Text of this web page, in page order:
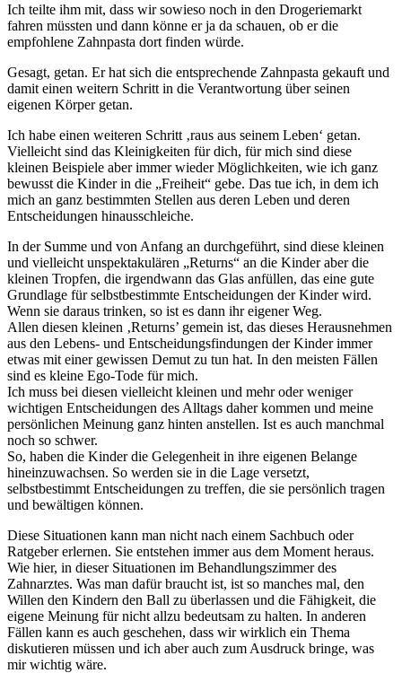
Ich teilte ihm mit, dass wir sowieso noch in den Drogeriemarkt
fahren müssten und dann könne er ja da schauen, ob er die
empfohlene Zahnpasta dort finden würde.
Gesagt, getan. Er hat sich die entsprechende Zahnpasta gekauft und
damit einen weitern Schritt in die Verantwortung über seinen
eigenen Körper getan.
Ich habe einen weiteren Schritt ‚raus aus seinem Leben‘ getan.
Vielleicht sind das Kleinigkeiten für dich, für mich sind diese
kleinen Beispiele aber immer wieder Möglichkeiten, wie ich ganz
bewusst die Kinder in die „Freiheit“ gebe. Das tue ich, in dem ich
mich an ganz bestimmten Stellen aus deren Leben und deren
Entscheidungen hinausschleiche.
In der Summe und von Anfang an durchgeführt, sind diese kleinen
und vielleicht unspektakulären „Returns“ an die Kinder aber die
kleinen Tropfen, die irgendwann das Glas anfüllen, das eine gute
Grundlage für selbstbestimmte Entscheidungen der Kinder wird.
Wenn sie daraus trinken, so ist es dann ihr eigener Weg.
Allen diesen kleinen ‚Returns’ gemein ist, das dieses Herausnehmen
aus den Lebens- und Entscheidungsfindungen der Kinder immer
etwas mit einer gewissen Demut zu tun hat. In den meisten Fällen
sind es kleine Ego-Tode für mich.
Ich muss bei diesen vielleicht kleinen und mehr oder weniger
wichtigen Entscheidungen des Alltags daher kommen und meine
persönlichen Meinung ganz hinten anstellen. Ist es auch manchmal
noch so schwer.
So, haben die Kinder die Gelegenheit in ihre eigenen Belange
hineinzuwachsen. So werden sie in die Lage versetzt,
selbstbestimmt Entscheidungen zu treffen, die sie persönlich tragen
und bewältigen können.
Diese Situationen kann man nicht nach einem Sachbuch oder
Ratgeber erlernen. Sie entstehen immer aus dem Moment heraus.
Wie hier, in dieser Situationen im Behandlungszimmer des
Zahnarztes. Was man dafür braucht ist, ist so manches mal, den
Willen den Kindern den Ball zu überlassen und die Fähigkeit, die
eigene Meinung für nicht allzu bedeutsam zu halten. In anderen
Fällen kann es auch geschehen, dass wir wirklich ein Thema
diskutieren müssen und ich aber auch zum Ausdruck bringe, was
mir wichtig wäre.